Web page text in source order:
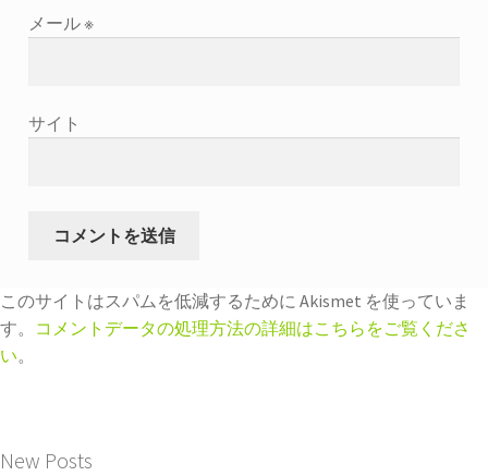
メール※
サイト
このサイトはスパムを低減するために Akismet を使っていま
す。 コメントデータの処理方法の詳細はこちらをご覧くださ
い。
New Posts